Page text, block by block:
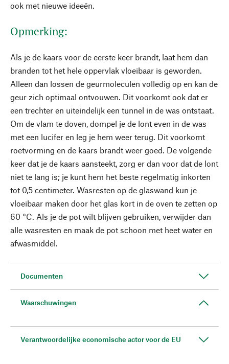
ook met nieuwe ideeën.
Opmerking:
Als je de kaars voor de eerste keer brandt, laat hem dan
branden tot het hele oppervlak vloeibaar is geworden.
Alleen dan lossen de geurmoleculen volledig op en kan de
geur zich optimaal ontvouwen. Dit voorkomt ook dat er
een trechter en uiteindelijk een tunnel in de was ontstaat.
Om de vlam te doven, dompel je de lont even in de was
met een lucifer en leg je hem weer terug. Dit voorkomt
roetvorming en de kaars brandt weer goed. De volgende
keer dat je de kaars aansteekt, zorg er dan voor dat de lont
niet te lang is; je kunt hem het beste regelmatig inkorten
tot 0,5 centimeter. Wasresten op de glaswand kun je
vloeibaar maken door het glas kort in de oven te zetten op
60 °C. Als je de pot wilt blijven gebruiken, verwijder dan
alle wasresten en maak de pot schoon met heet water en
afwasmiddel.
Documenten
Waarschuwingen
Verantwoordelijke economische actor voor de EU